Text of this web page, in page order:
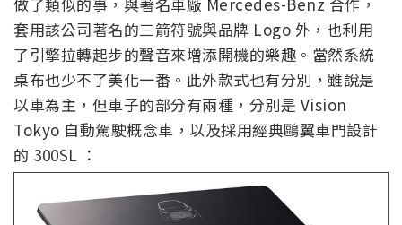
套用該公司著名的三箭符號與品牌 Logo 外，也利用
了引擎拉轉起步的聲音來增添開機的樂趣。當然系統
桌布也少不了美化一番。此外款式也有分別，雖說是
以車為主，但車子的部分有兩種，分別是 Vision
Tokyo 自動駕駛概念車，以及採用經典鷗翼車門設計
的 300SL ：